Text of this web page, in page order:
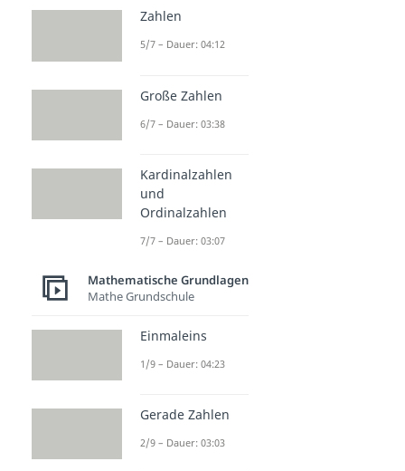
Zahlen
5/7 – Dauer: 04:12
Große Zahlen
6/7 – Dauer: 03:38
Kardinalzahlen
und
Ordinalzahlen
7/7 – Dauer: 03:07
Mathematische Grundlagen
Mathe Grundschule
Einmaleins
1/9 – Dauer: 04:23
Gerade Zahlen
2/9 – Dauer: 03:03